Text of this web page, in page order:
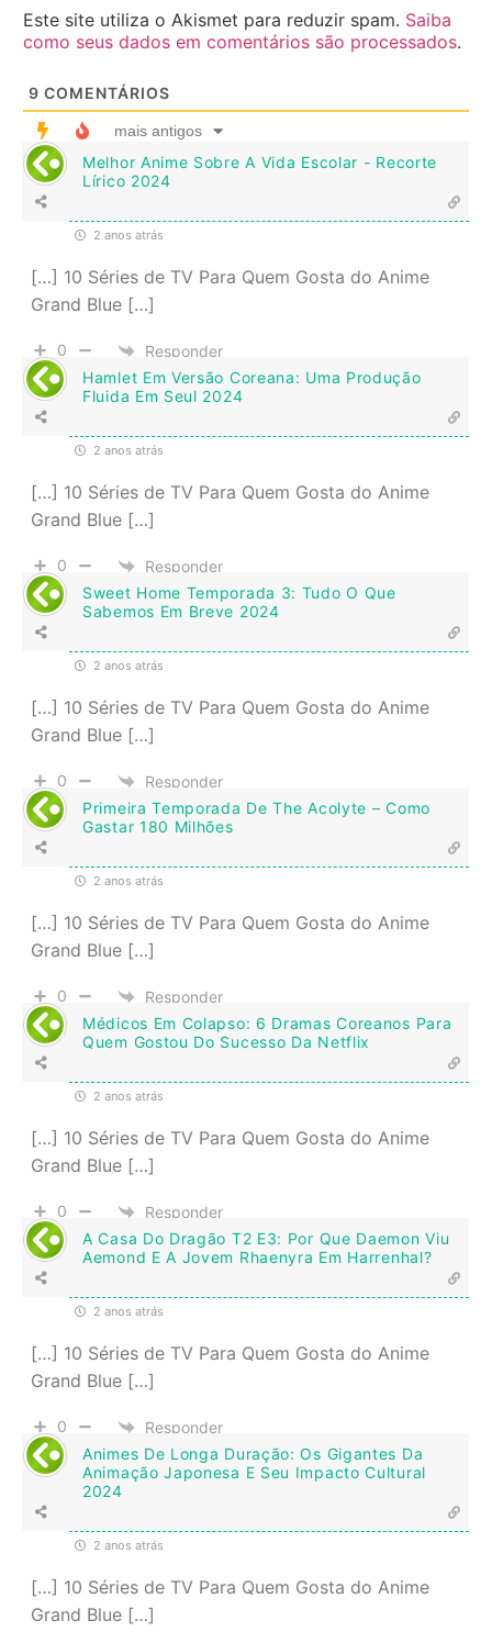
Este site utiliza o Akismet para reduzir spam. Saiba
como seus dados em comentários são processados.
9 COMENTÁRIOS
mais antigos
Melhor Anime Sobre A Vida Escolar - Recorte
Lírico 2024
2 anos atrás
[…] 10 Séries de TV Para Quem Gosta do Anime
Grand Blue […]
0
Responder
Hamlet Em Versão Coreana: Uma Produção
Fluida Em Seul 2024
2 anos atrás
[…] 10 Séries de TV Para Quem Gosta do Anime
Grand Blue […]
0
Responder
Sweet Home Temporada 3: Tudo O Que
Sabemos Em Breve 2024
2 anos atrás
[…] 10 Séries de TV Para Quem Gosta do Anime
Grand Blue […]
0
Responder
Primeira Temporada De The Acolyte – Como
Gastar 180 Milhões
2 anos atrás
[…] 10 Séries de TV Para Quem Gosta do Anime
Grand Blue […]
0
Responder
Médicos Em Colapso: 6 Dramas Coreanos Para
Quem Gostou Do Sucesso Da Netflix
2 anos atrás
[…] 10 Séries de TV Para Quem Gosta do Anime
Grand Blue […]
0
Responder
A Casa Do Dragão T2 E3: Por Que Daemon Viu
Aemond E A Jovem Rhaenyra Em Harrenhal?
2 anos atrás
[…] 10 Séries de TV Para Quem Gosta do Anime
Grand Blue […]
0
Responder
Animes De Longa Duração: Os Gigantes Da
Animação Japonesa E Seu Impacto Cultural
2024
2 anos atrás
[…] 10 Séries de TV Para Quem Gosta do Anime
Grand Blue […]